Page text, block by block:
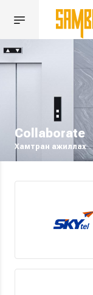
Collaborate
Хамтран ажиллах